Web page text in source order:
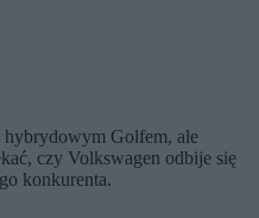
hybrydowym Golfem, ale
czy Volkswagen odbije się
konkurenta.